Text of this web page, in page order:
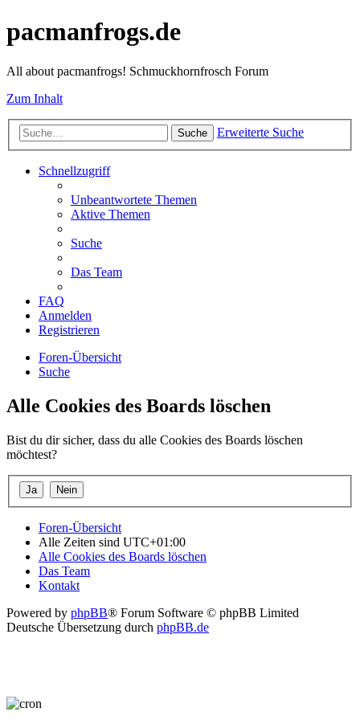
pacmanfrogs.de
All about pacmanfrogs! Schmuckhornfrosch Forum
Zum Inhalt
Suche Erweiterte Suche
Schnellzugriff
Unbeantwortete Themen
Aktive Themen
Suche
Das Team
FAQ
Anmelden
Registrieren
Foren-Übersicht
Suche
Alle Cookies des Boards löschen
Bist du dir sicher, dass du alle Cookies des Boards löschen
möchtest?
Foren-Übersicht
Alle Zeiten sind UTC+01:00
Alle Cookies des Boards löschen
Das Team
Kontakt
Powered by phpBB® Forum Software © phpBB Limited
Deutsche Übersetzung durch phpBB.de